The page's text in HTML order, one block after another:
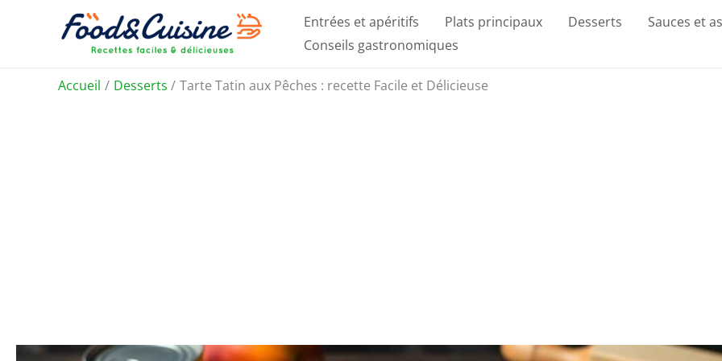
Entrées et apéritifs Plats principaux Desserts Sauces et
Conseils gastronomiques
Accueil Desserts Tarte Tatin aux Pêches : recette Facile et Délicieuse